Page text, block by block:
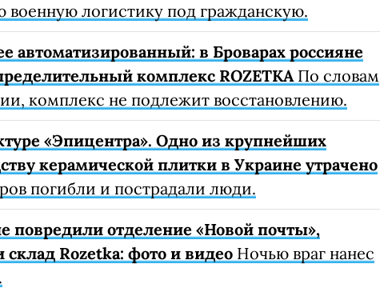
военную логистику под гражданскую.
в Броварах россияне
комплекс ROZETKAПо словам
комплекс не подлежит восстановлению.
«Эпицентра». Одно из крупнейших
керамической плитки в Украине утрачено
погибли и пострадали люди.
повредили отделение «Новой почты»,
Rozetka: фото и видео Ночью враг нанес